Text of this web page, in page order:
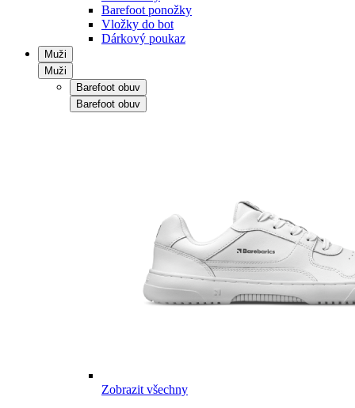
Barefoot ponožky
Vložky do bot
Dárkový poukaz
Muži
Muži
Barefoot obuv
Barefoot obuv
Zobrazit všechny